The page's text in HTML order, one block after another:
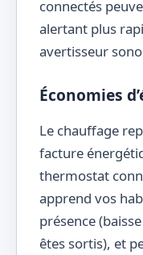
connectés
alertant plus
avertisseur
Économies
Le chauffage
facture
thermostat
apprend vos
présence
êtes sortis), et